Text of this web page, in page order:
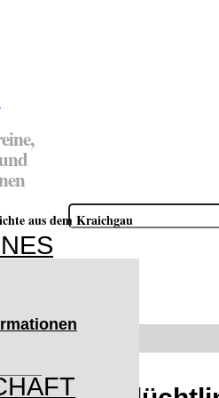
Suchen
nach:
aus dem Kraichgau